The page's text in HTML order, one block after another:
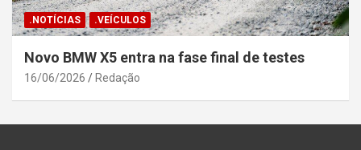
.NOTÍCIAS .VEÍCULOS
Novo BMW X5 entra na fase final de testes
16/06/2026 Redação